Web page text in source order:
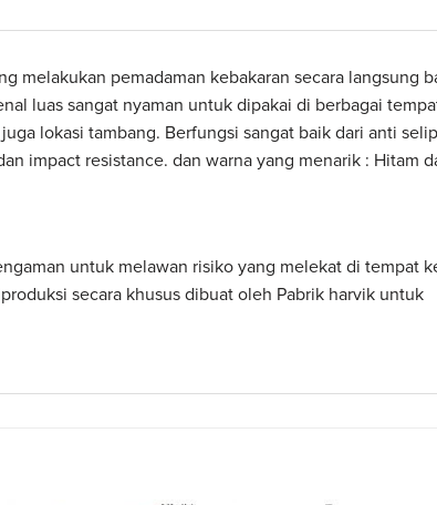
melakukan pemadaman kebakaran secara langsung
luas sangat nyaman untuk dipakai di berbagai
lokasi tambang. Berfungsi sangat baik dari anti
impact resistance. dan warna yang menarik : Hitam
untuk melawan risiko yang melekat di tempat
secara khusus dibuat oleh Pabrik harvik untuk